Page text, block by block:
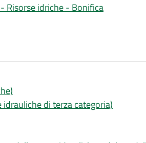
Risorse idriche - Bonifica
di terza categoria)